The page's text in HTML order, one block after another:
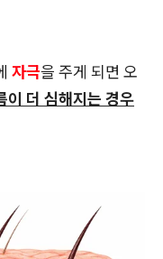
자극을 주게 되면 오
이 더 심해지는 경우